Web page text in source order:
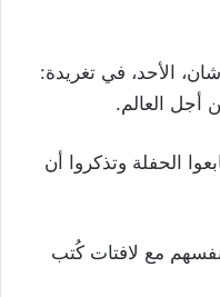
الأحد، في تغريدة:
أجل العالم.
الحفلة وتذكروا أن
مع لافتات كُتب